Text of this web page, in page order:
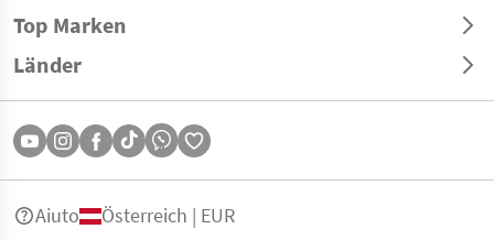
Top Marken
Länder
Aiuto Österreich | EUR